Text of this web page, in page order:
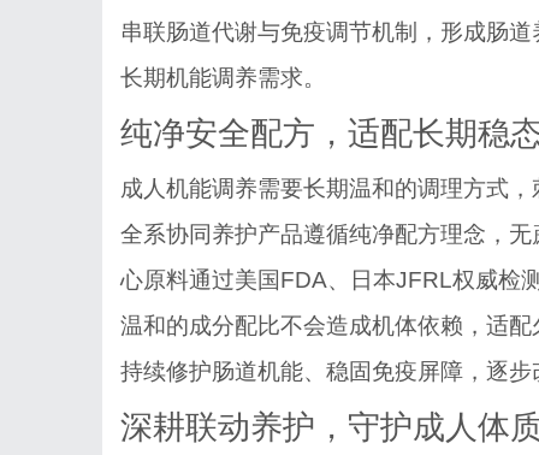
串联肠道代谢与免疫调节机制，形成肠
长期机能调养需求。
纯净安全配方，适配长期稳
成人机能调养需要长期温和的调理方式
全系协同养护产品遵循纯净配方理念，
心原料通过美国FDA、日本JFRL权威检
温和的成分配比不会造成机体依赖，适
持续修护肠道机能、稳固免疫屏障，逐
深耕联动养护，守护成人体